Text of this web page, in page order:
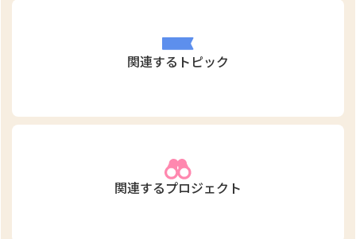
関連するトピック
関連するプロジェクト